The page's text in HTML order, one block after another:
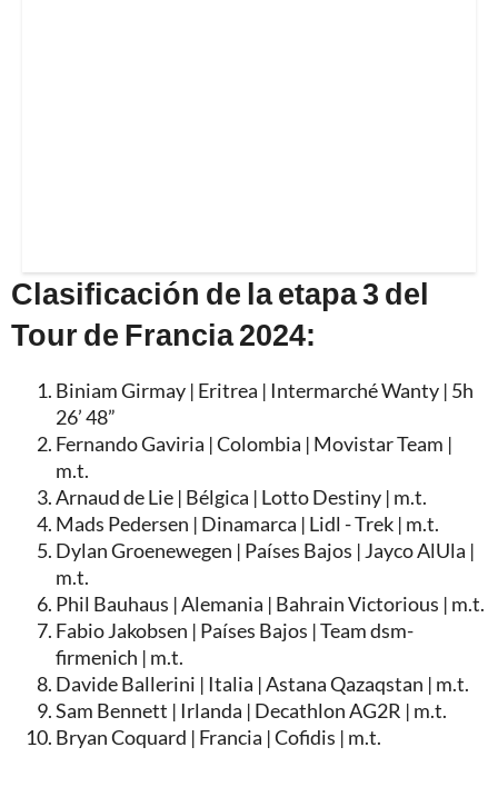
Clasificación de la etapa 3 del
Tour de Francia 2024:
Biniam Girmay | Eritrea | Intermarché Wanty | 5h
26’ 48”
Fernando Gaviria | Colombia | Movistar Team |
m.t.
Arnaud de Lie | Bélgica | Lotto Destiny | m.t.
Mads Pedersen | Dinamarca | Lidl - Trek | m.t.
Dylan Groenewegen | Países Bajos | Jayco AlUla |
m.t.
Phil Bauhaus | Alemania | Bahrain Victorious | m.t.
Fabio Jakobsen | Países Bajos | Team dsm-
firmenich | m.t.
Davide Ballerini | Italia | Astana Qazaqstan | m.t.
Sam Bennett | Irlanda | Decathlon AG2R | m.t.
Bryan Coquard | Francia | Cofidis | m.t.